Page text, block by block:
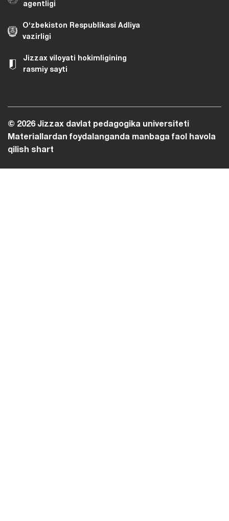
agentligi
O‘zbekiston Respublikasi Adliya
vazirligi
Jizzax viloyati hokimligining
rasmiy sayti
© 2026 Jizzax davlat pedagogika universiteti
Materiallardan foydalanganda manbaga faol havola
qilish shart